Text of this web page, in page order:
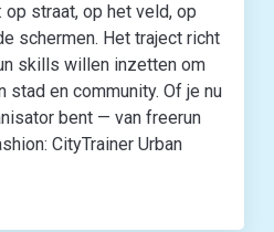
op straat, op het veld, op
schermen. Het traject richt
skills willen inzetten om
stad en community. Of je nu
bent — van freerun
CityTrainer Urban